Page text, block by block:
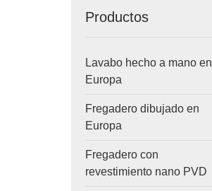
Productos
Lavabo hecho a mano en
Europa
Fregadero dibujado en
Europa
Fregadero con
revestimiento nano PVD